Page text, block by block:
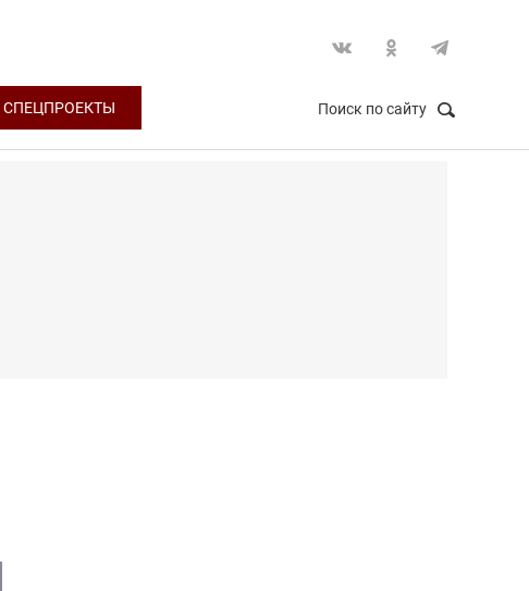
СПЕЦПРОЕКТЫ Поиск по сайту